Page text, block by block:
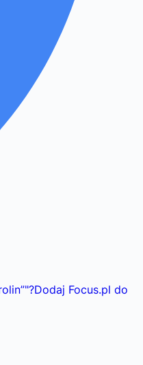
"?Dodaj Focus.pl do